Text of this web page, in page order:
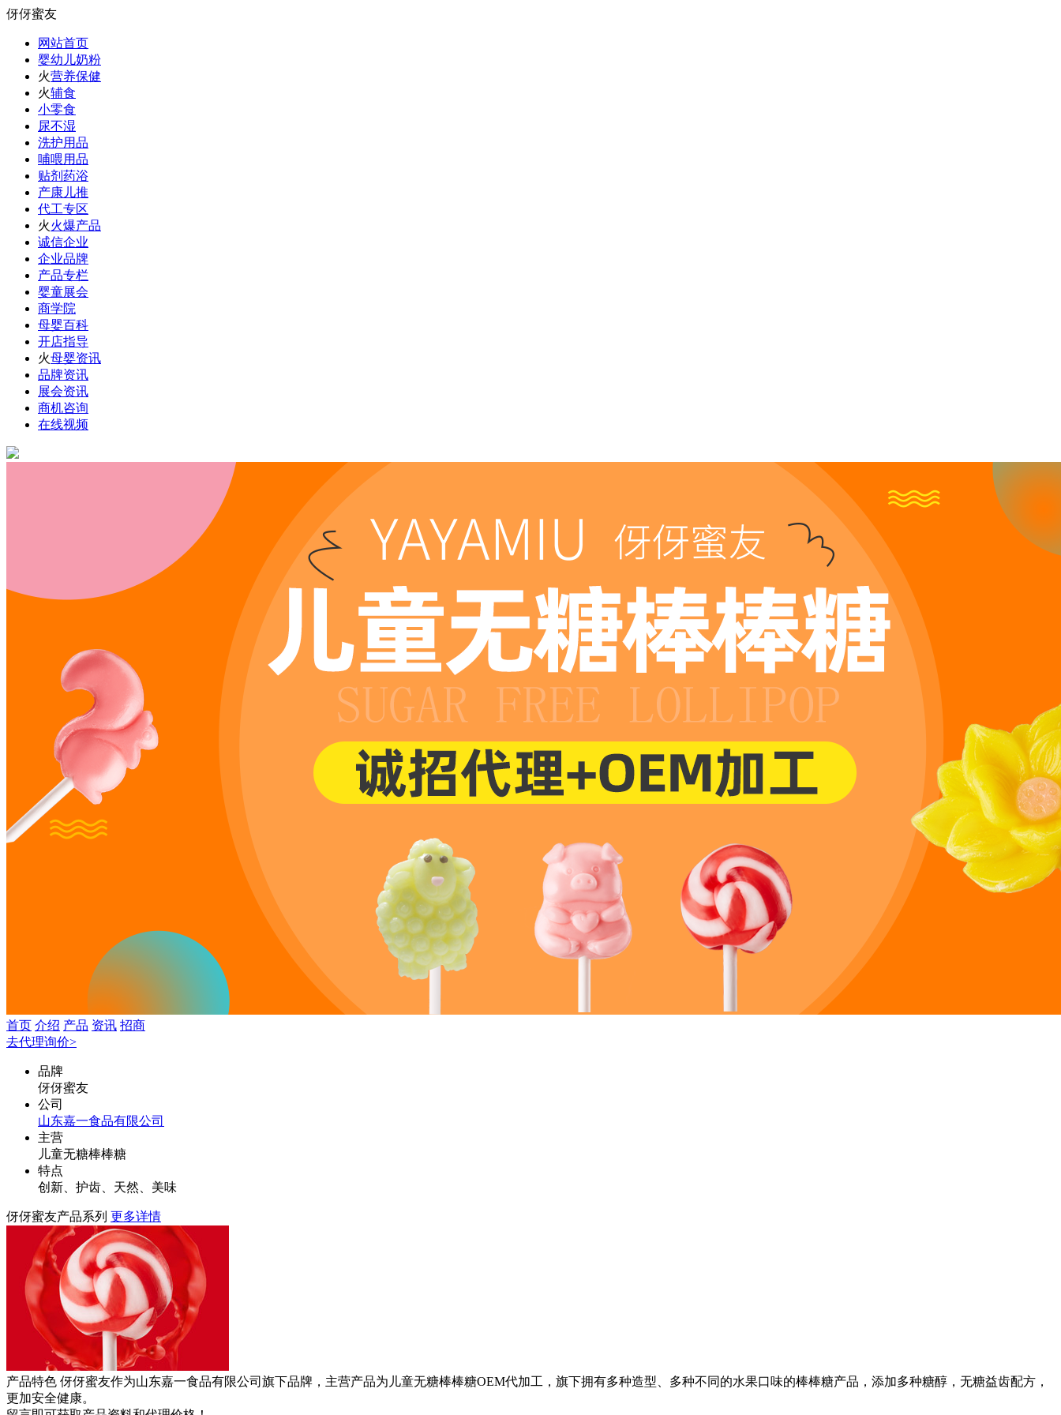
伢伢蜜友
网站首页
婴幼儿奶粉
火营养保健
火辅食
小零食
尿不湿
洗护用品
哺喂用品
贴剂药浴
产康儿推
代工专区
火火爆产品
诚信企业
企业品牌
产品专栏
婴童展会
商学院
母婴百科
开店指导
火母婴资讯
品牌资讯
展会资讯
商机咨询
在线视频
首页 介绍 产品 资讯 招商
去代理询价>
品牌
伢伢蜜友
公司
山东嘉一食品有限公司
主营
儿童无糖棒棒糖
特点
创新、护齿、天然、美味
伢伢蜜友产品系列 更多详情
产品特色 伢伢蜜友作为山东嘉一食品有限公司旗下品牌，主营产品为儿童无糖棒棒糖OEM代加工，旗下拥有多种造型、多种不同的水果口味的棒棒糖产品，添加多种糖醇，无糖益齿配方，
更加安全健康。